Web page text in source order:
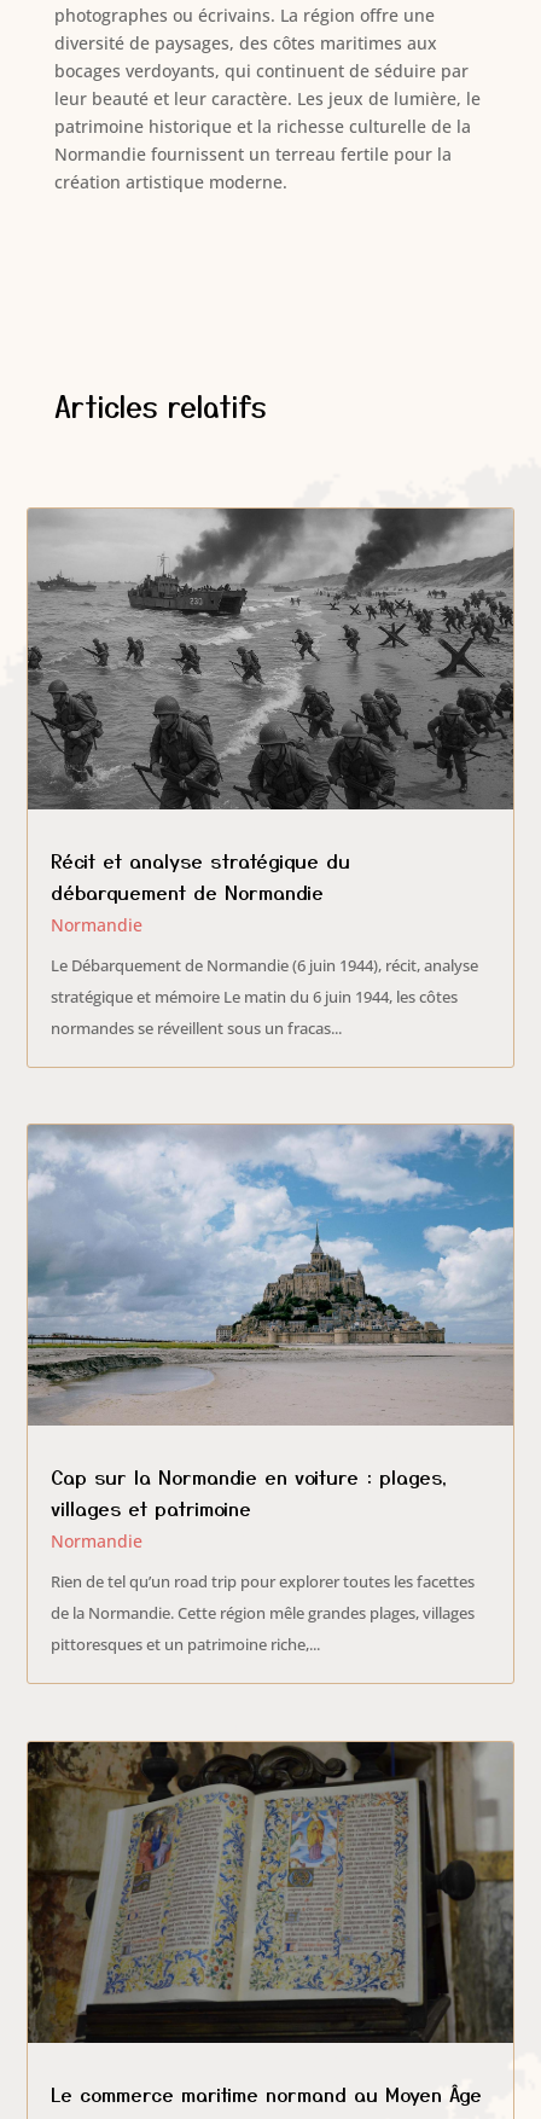
photographes ou écrivains. La région offre une
diversité de paysages, des côtes maritimes aux
bocages verdoyants, qui continuent de séduire par
leur beauté et leur caractère. Les jeux de lumière, le
patrimoine historique et la richesse culturelle de la
Normandie fournissent un terreau fertile pour la
création artistique moderne.
Articles relatifs
Récit et analyse stratégique du
débarquement de Normandie
Normandie
Le Débarquement de Normandie (6 juin 1944), récit, analyse
stratégique et mémoire Le matin du 6 juin 1944, les côtes
normandes se réveillent sous un fracas...
Cap sur la Normandie en voiture : plages,
villages et patrimoine
Normandie
Rien de tel qu’un road trip pour explorer toutes les facettes
de la Normandie. Cette région mêle grandes plages, villages
pittoresques et un patrimoine riche,...
Le commerce maritime normand au Moyen Âge